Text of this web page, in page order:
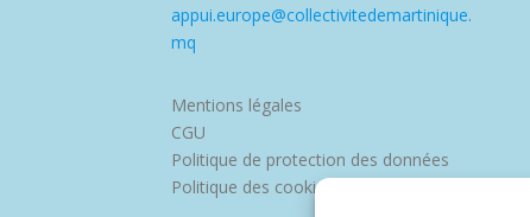
appui.europe@collectivitedemartinique.
mq
Mentions légales
CGU
Politique de protection des données
Politique des cookies